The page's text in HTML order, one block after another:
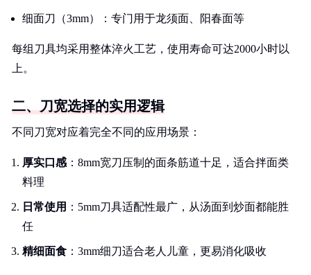
细面刀（3mm）：专门用于龙须面、阳春面等
每组刀具均采用整体淬火工艺，使用寿命可达2000小时以
上。
二、刀宽选择的实用逻辑
不同刀宽对应着完全不同的应用场景：
厚实口感 ：8mm宽刀压制的面条筋道十足，适合拌面类
料理
日常使用 ：5mm刀具适配性最广，从汤面到炒面都能胜
任
精细面食 ：3mm细刀适合老人儿童，更易消化吸收